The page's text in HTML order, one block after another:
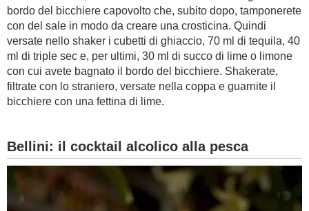
bordo del bicchiere capovolto che, subito dopo, tamponerete
con del sale in modo da creare una crosticina. Quindi
versate nello shaker i cubetti di ghiaccio, 70 ml di tequila, 40
ml di triple sec e, per ultimi, 30 ml di succo di lime o limone
con cui avete bagnato il bordo del bicchiere. Shakerate,
filtrate con lo straniero, versate nella coppa e guarnite il
bicchiere con una fettina di lime.
Bellini: il cocktail alcolico alla pesca